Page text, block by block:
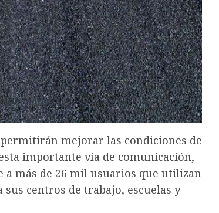
permitirán mejorar las condiciones de
importante vía de comunicación,
a más de 26 mil usuarios que utilizan
centros de trabajo, escuelas y